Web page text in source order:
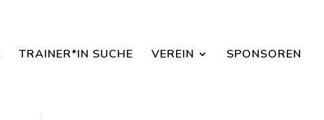
TRAINER*IN SUCHE VEREIN SPONSOREN